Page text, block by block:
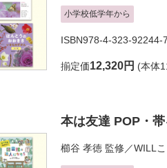
小学校低学年から
ISBN978-4-323-92244-
揃定価12,320円 (本体
本は友達 POP・
櫛谷 孝徳 監修／WILL